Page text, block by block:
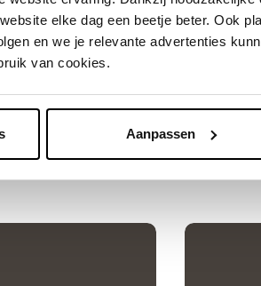
elke dag een beetje beter. Ook
en we je relevante advertenties
van cookies.
Aanpassen
Moet je fiets gerepareerd worden?
binnen een paar tellen een reparatie
stap je binnen de kortste keren weer op.